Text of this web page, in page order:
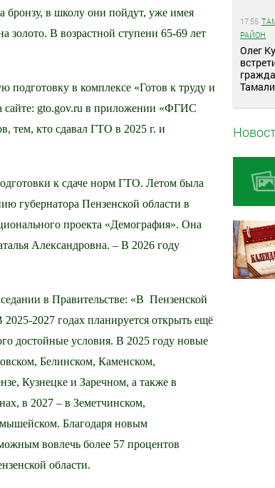
бронзу, в школу они пойдут, уже имея
золото. В возрастной ступени 65-69 лет
подготовку в комплексе «Готов к труду и
сайте: gto.gov.ru в приложении «ФГИС
тем, кто сдавал ГТО в 2025 г. и
к сдаче норм ГТО. Летом была
губернатора Пензенской области в
проекта «Демография». Она
Александровна. – В 2026 году
в Правительстве: «В Пензенской
2027 годах планируется открыть ещё
достойные условия. В 2025 году новые
Белинском, Каменском,
Кузнецке и Заречном, а также в
в 2027 – в Земетчинском,
Благодаря новым
вовлечь более 57 процентов
области.
17:55
РАЙОН
Олег